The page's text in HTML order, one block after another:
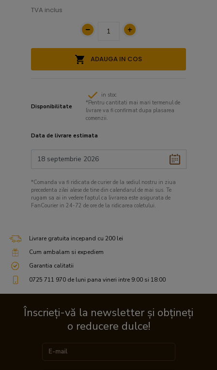
TVA inclus
ADAUGA IN COS
Disponibilitate
in stoc
*Pentru cantitati mai mari termenul de
livrare va fi confirmat dupa plasarea
comenzii.
Data de livrare estimata
*Comanda va fi ridicata de curier de la sediul nostru in ziua
precedenta zilei alese de tine din calendarul de mai sus. Te
rugam sa ai in vedere faptul ca livrarea este asigurata de
FanCourier in 24-72 de ore de la ridicarea coletului.
Livrare gratuita incepand cu 200 lei
Cum ambalam si expediem
Garantia calitatii
0725 711 970 de luni pana vineri intre 9:00 si 18:00
Înscrieți-vă la newsletter și obțineți
o reducere dulce!